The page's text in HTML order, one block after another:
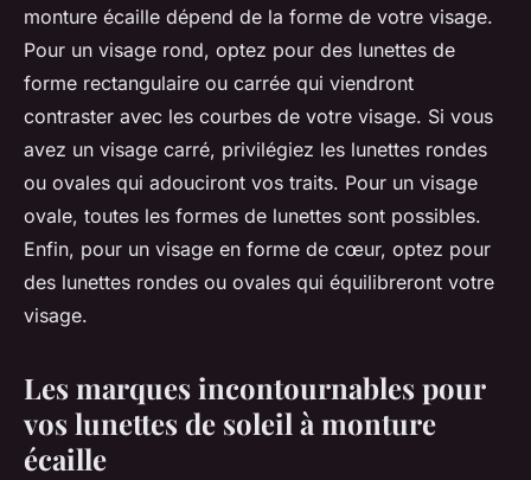
monture écaille dépend de la forme de votre visage.
Pour un visage rond, optez pour des lunettes de
forme rectangulaire ou carrée qui viendront
contraster avec les courbes de votre visage. Si vous
avez un visage carré, privilégiez les lunettes rondes
ou ovales qui adouciront vos traits. Pour un visage
ovale, toutes les formes de lunettes sont possibles.
Enfin, pour un visage en forme de cœur, optez pour
des lunettes rondes ou ovales qui équilibreront votre
visage.
Les marques incontournables pour
vos lunettes de soleil à monture
écaille